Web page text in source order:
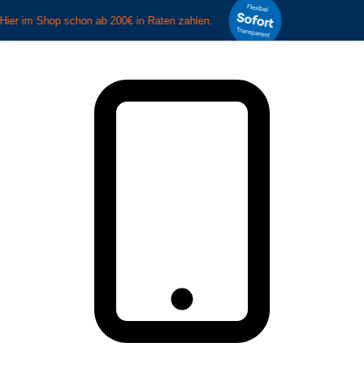
Zum Hauptinhalt springen Zur Suche springenZur Hauptnavigation
springen